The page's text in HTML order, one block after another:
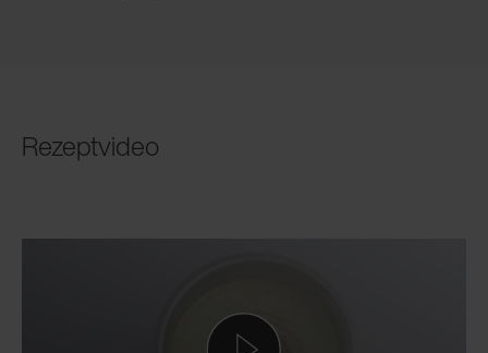
Rezeptvideo